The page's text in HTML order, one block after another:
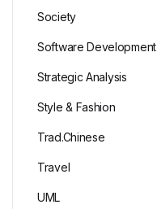
Society
Software Development
Strategic Analysis
Style & Fashion
Trad.Chinese
Travel
UML